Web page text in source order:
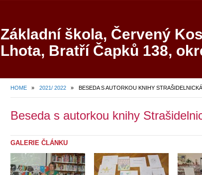
Základní škola, Červený
Lhota, Bratří Čapků 138,
HOME » 2021/ 2022 »
Beseda s autorkou knihy
GALERIE ČLÁNKU